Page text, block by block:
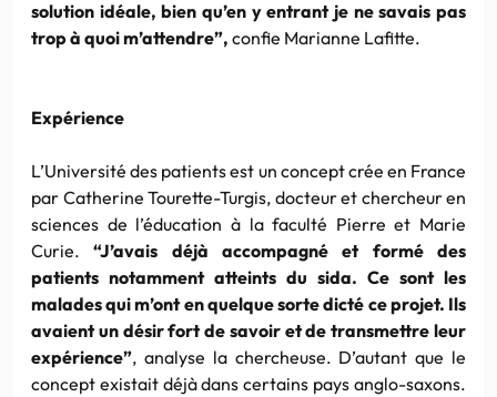
solution idéale, bien qu’en y entrant je ne savais pas
trop à quoi m’attendre”, confie Marianne Lafitte.
Expérience
L’Université des patients est un concept crée en France
par Catherine Tourette-Turgis, docteur et chercheur en
sciences de l’éducation à la faculté Pierre et Marie
Curie.“J’avais déjà accompagné et formé des
patients notamment atteints du sida. Ce sont les
malades qui m’ont en quelque sorte dicté ce projet. Ils
avaient un désir fort de savoir et de transmettre leur
expérience”, analyse la chercheuse. D’autant que le
concept existait déjà dans certains pays anglo-saxons.